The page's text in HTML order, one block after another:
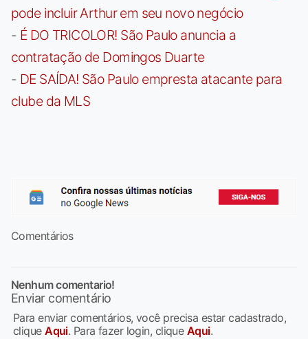
pode incluir Arthur em seu novo negócio
- É DO TRICOLOR! São Paulo anuncia a
contratação de Domingos Duarte
- DE SAÍDA! São Paulo empresta atacante para
clube da MLS
Comentários
Nenhum comentario!
Enviar comentário
Para enviar comentários, você precisa estar cadastrado,
cliqueAqui. Para fazer login, clique Aqui.